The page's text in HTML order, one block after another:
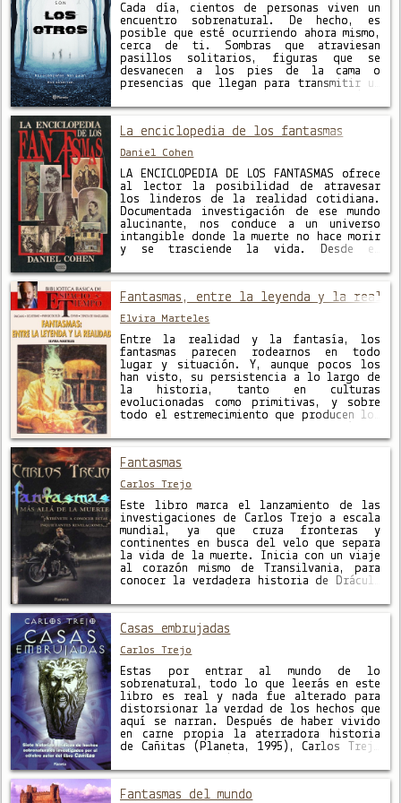
Cada día, cientos de personas viven un
encuentro sobrenatural. De hecho, es
posible que esté ocurriendo ahora mismo,
cerca de ti. Sombras que atraviesan
pasillos solitarios, figuras que se
desvanecen a los pies de la cama o
presencias que llegan para transmitir un
Campos ha recogido casos de propia …
La enciclopedia de los fantasmas
Daniel Cohen
LA ENCICLOPEDIA DE LOS FANTASMAS ofrece
al lector la posibilidad de atravesar
los linderos de la realidad cotidiana.
Documentada investigación de ese mundo
alucinante, nos conduce a un universo
intangible donde la muerte no hace morir
y se trasciende la vida. Desde el
las cadenas que aparece con Antenodoro …
Fantasmas, entre la leyenda y la
Elvira Marteles
Entre la realidad y la fantasía, los
fantasmas parecen rodearnos en todo
lugar y situación. Y, aunque pocos los
han visto, su persistencia a lo largo de
la historia, tanto en culturas
evolucionadas como primitivas, y sobre
todo el estremecimiento que producen los
ellos referidos, han dado lugar a …
Fantasmas
Carlos Trejo
Este libro marca el lanzamiento de las
investigaciones de Carlos Trejo a escala
mundial, ya que cruza fronteras y
continentes en busca del velo que separa
la vida de la muerte. Inicia con un viaje
al corazón mismo de Transilvania, para
conocer la verdadera historia de Drácula
vez …
Casas embrujadas
Carlos Trejo
Estas por entrar al mundo de lo
sobrenatural, todo lo que leerás en este
libro es real y nada fue alterado para
distorsionar la verdad de los hechos que
aquí se narran. Después de haber vivido
en carne propia la aterradora historia
de Cañitas (Planeta, 1995), Carlos Trejo
Fantasmas del mundo